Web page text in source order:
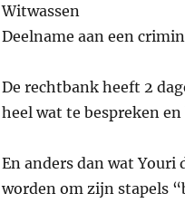
Witwassen
Deelname aan een
De rechtbank heeft 2
heel wat te bespreken
En anders dan wat
worden om zijn stapels